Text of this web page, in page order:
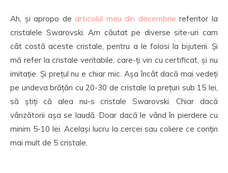
Ah, și apropo de articolul meu din decembrie referitor la
cristalele Swarovski. Am căutat pe diverse site-uri cam
cât costă aceste cristale, pentru a le folosi la bijuterii. Și
mă refer la cristale veritabile, care-ți vin cu certificat, și nu
imitație. Și prețul nu e chiar mic. Așa încât dacă mai vedeți
pe undeva brățări cu 20-30 de cristale la prețuri sub 15 lei,
să știți că alea nu-s cristale Swarovski. Chiar dacă
vânzătorii așa se laudă. Doar dacă le vând în pierdere cu
minim 5-10 lei. Același lucru la cercei sau coliere ce conțin
mai mult de 5 cristale.